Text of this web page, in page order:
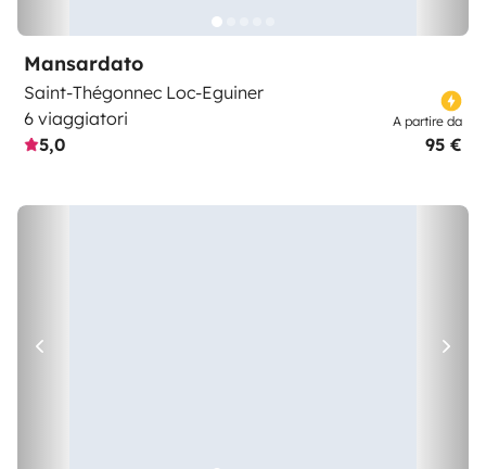
Mansardato
Saint-Thégonnec Loc-Eguiner
6 viaggiatori
5,0
A partire da
95 €